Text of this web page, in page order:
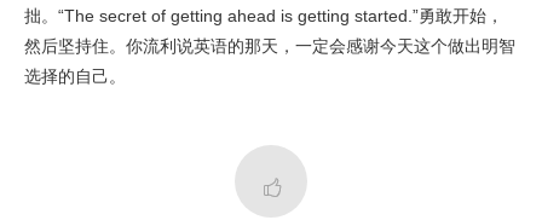
拙。“The secret of getting ahead is getting started.”勇敢开始，
然后坚持住。你流利说英语的那天，一定会感谢今天这个做出明智
选择的自己。
